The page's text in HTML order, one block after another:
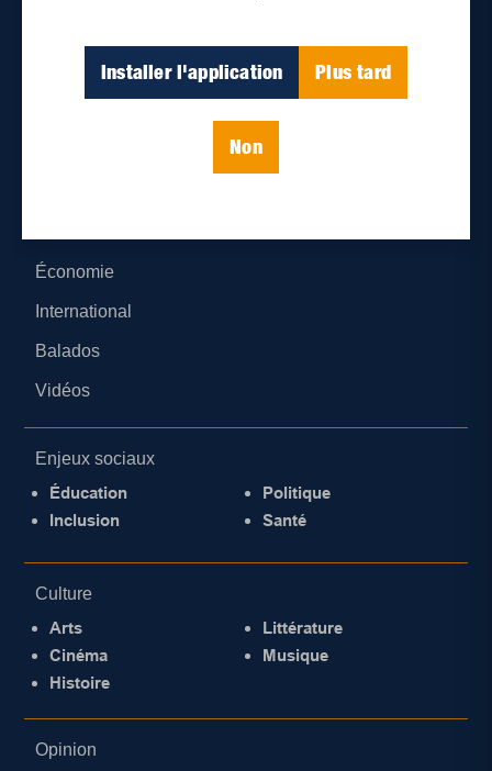
Installer l'application Plus tard
Non
Économie
International
Balados
Vidéos
Enjeux sociaux
Éducation
Inclusion
Politique
Santé
Culture
Arts
Cinéma
Histoire
Littérature
Musique
Opinion